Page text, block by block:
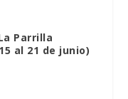
Parrilla
al 21 de junio)